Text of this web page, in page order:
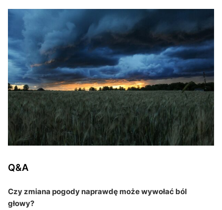
Q&A
Czy zmiana pogody naprawdę może wywołać ból
głowy?